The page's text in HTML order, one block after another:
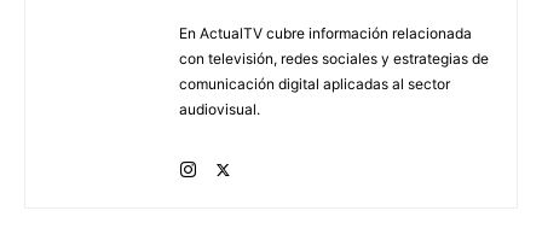
En ActualTV cubre información relacionada
con televisión, redes sociales y estrategias de
comunicación digital aplicadas al sector
audiovisual.